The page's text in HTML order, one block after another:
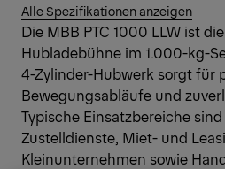
Alle Spezifikationen anzeigen
Die MBB PTC 1000 LLW ist
Hubladebühne im 1.000-kg-
4-Zylinder-Hubwerk sorgt für
Bewegungsabläufe und
Typische Einsatzbereiche
Zustelldienste, Miet- und
Kleinunternehmen sowie